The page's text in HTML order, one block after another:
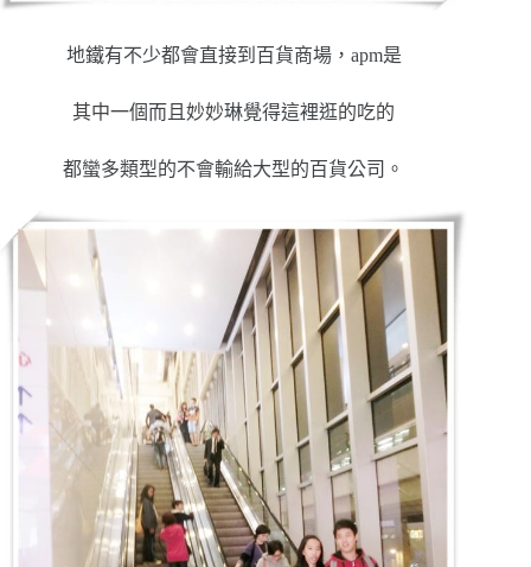
地鐵有不少都會直接到百貨商場，apm是
其中一個而且妙妙琳覺得這裡逛的吃的
都蠻多類型的不會輸給大型的百貨公司。